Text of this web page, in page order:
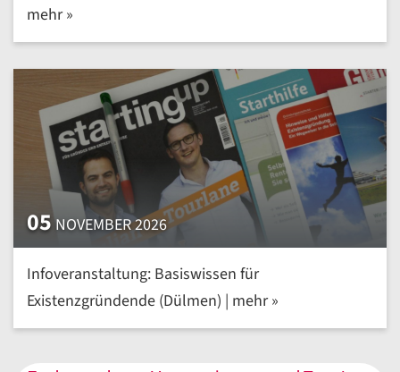
mehr »
05 NOVEMBER 2026
Infoveranstaltung: Basiswissen für
Existenzgründende (Dülmen) | mehr »